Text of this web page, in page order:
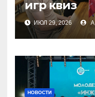
игр квиз
ИЮЛ 29, 2026
НОВОСТИ